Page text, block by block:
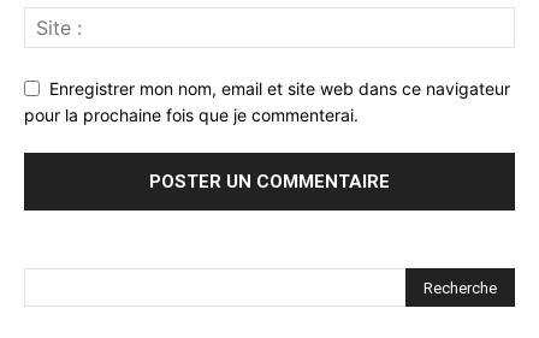
Enregistrer mon nom, email et site web dans ce navigateur
pour la prochaine fois que je commenterai.